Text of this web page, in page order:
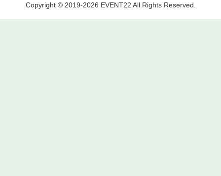
Copyright © 2019-2026 EVENT22 All Rights Reserved.